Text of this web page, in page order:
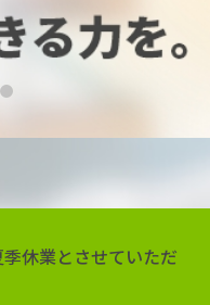
休業とさせていただ